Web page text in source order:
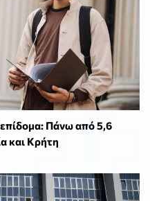
Πάνω από 5,6
και Κρήτη